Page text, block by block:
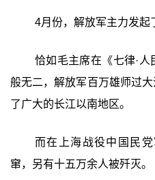
4月份，解放军主力发起
恰如毛主席在《七律·
般无二，解放军百万雄师过
了广大的长江以南地区。
而在上海战役中国民
窜，另有十五万余人被歼灭。